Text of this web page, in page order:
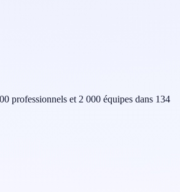
professionnels et 2 000 équipes dans 134